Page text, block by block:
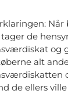
de
og
alt
de ellers